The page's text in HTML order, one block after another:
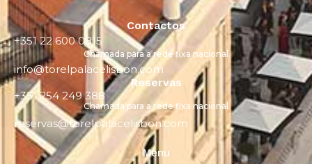
Contactos
+351 22 600 0815
Chamada para a rede fixa nacional
info@torelpalacelisbon.com
Reservas
+351 254 249 388
Chamada para a rede fixa nacional
reservas@torelpalacelisbon.com
Menu